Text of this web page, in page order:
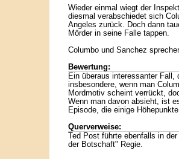
Wieder einmal wiegt der
diesmal verabschiedet sich
Angeles zurück. Doch dann
Mörder in seine Falle tappen.
Columbo und Sanchez
Bewertung:
Ein überaus interessanter
insbesondere, wenn man
Mordmotiv scheint verrückt,
Wenn man davon absieht, ist
Episode, die einige
Querverweise:
Ted Post führte ebenfalls in
der Botschaft" Regie.